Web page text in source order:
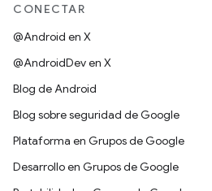
CONECTAR
@Android en X
@AndroidDev en X
Blog de Android
Blog sobre seguridad de Google
Plataforma en Grupos de Google
Desarrollo en Grupos de Google